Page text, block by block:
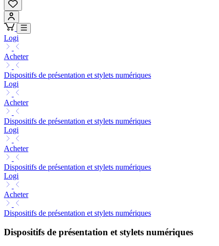
Logi
Acheter
Dispositifs de présentation et stylets numériques
Logi
Acheter
Dispositifs de présentation et stylets numériques
Logi
Acheter
Dispositifs de présentation et stylets numériques
Logi
Acheter
Dispositifs de présentation et stylets numériques
Dispositifs de présentation et stylets numériques